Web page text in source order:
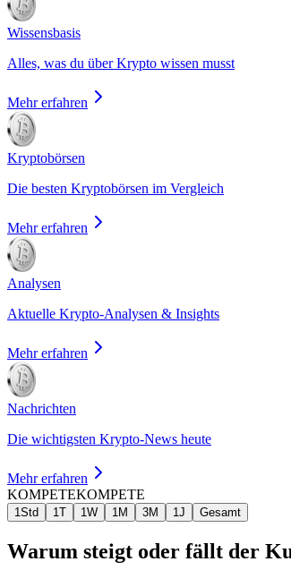
Wissensbasis
Alles, was du über Krypto wissen musst
Mehr erfahren
Kryptobörsen
Die besten Kryptobörsen im Vergleich
Mehr erfahren
Analysen
Aktuelle Krypto-Analysen & Insights
Mehr erfahren
Nachrichten
Die wichtigsten Krypto-News heute
Mehr erfahren
KOMPETEKOMPETE
1Std 1T 1W 1M 3M 1J Gesamt
Warum steigt oder fällt der